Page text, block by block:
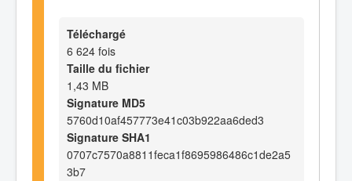
Téléchargé
6 624 fois
Taille du fichier
1,43 MB
Signature MD5
5760d10af457773e41c03b922aa6ded3
Signature SHA1
0707c7570a8811feca1f8695986486c1de2a5
3b7